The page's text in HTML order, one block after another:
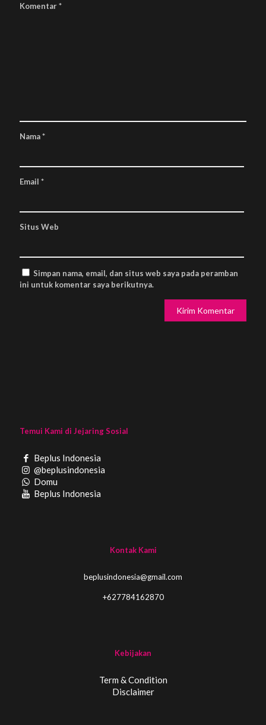
Komentar*
Nama*
Email *
Situs Web
Simpan nama, email, dan situs web saya pada peramban
ini untuk komentar saya berikutnya.
Temui Kami di Jejaring Sosial
Beplus Indonesia
@beplusindonesia
Domu
Beplus Indonesia
Kontak Kami
beplusindonesia@gmail.com
+627784162870
Kebijakan
Term & Condition
Disclaimer